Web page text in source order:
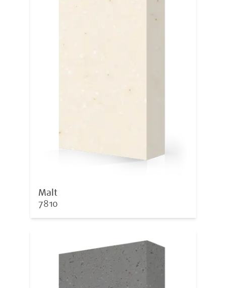
Malt
7810